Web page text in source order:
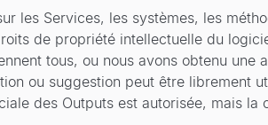
les Services, les systèmes, les
de propriété intellectuelle du
tous, ou nous avons obtenu une
ou suggestion peut être librement
des Outputs est autorisée, mais la